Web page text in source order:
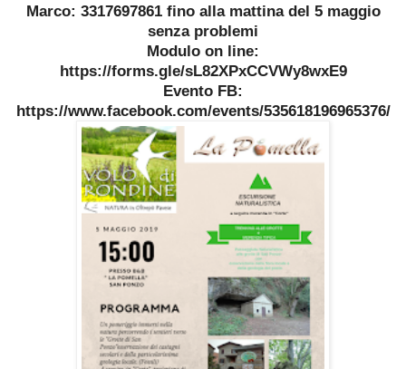
Marco: 3317697861 fino alla mattina del 5 maggio
senza problemi
Modulo on line:
https://forms.gle/sL82XPxCCVWy8wxE9
Evento FB:
https://www.facebook.com/events/535618196965376/